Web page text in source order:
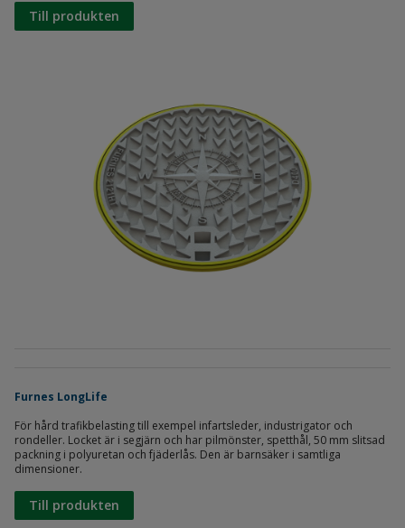
Till produkten
Furnes LongLife
För hård trafikbelasting till exempel infartsleder, industrigator och
rondeller. Locket är i segjärn och har pilmönster, spetthål, 50 mm slitsad
packning i polyuretan och fjäderlås. Den är barnsäker i samtliga
dimensioner.
Till produkten